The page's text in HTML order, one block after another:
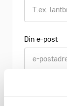
Din e-post